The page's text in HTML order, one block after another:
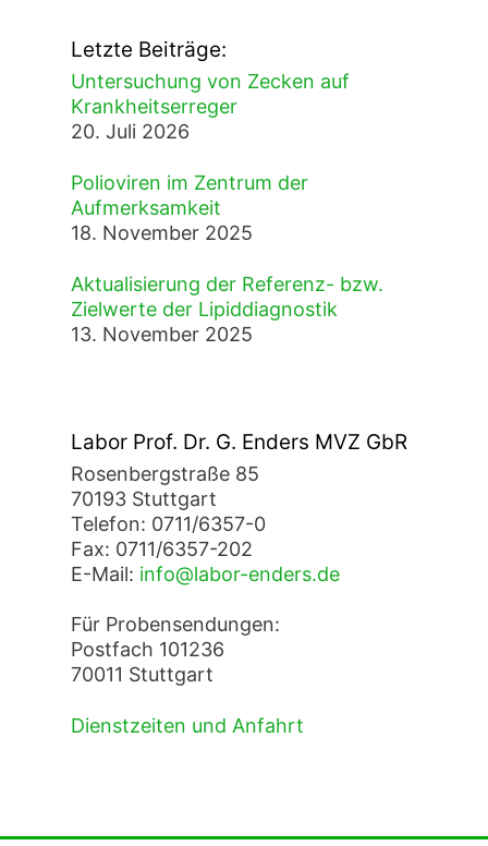
Letzte Beiträge:
Untersuchung von Zecken auf
Krankheitserreger
20. Juli 2026
Polioviren im Zentrum der
Aufmerksamkeit
18. November 2025
Aktualisierung der Referenz- bzw.
Zielwerte der Lipiddiagnostik
13. November 2025
Labor Prof. Dr. G. Enders MVZ GbR
Rosenbergstraße 85
70193 Stuttgart
Telefon: 0711/6357-0
Fax: 0711/6357-202
E-Mail: info@labor-enders.de
Für Probensendungen:
Postfach 101236
70011 Stuttgart
Dienstzeiten und Anfahrt